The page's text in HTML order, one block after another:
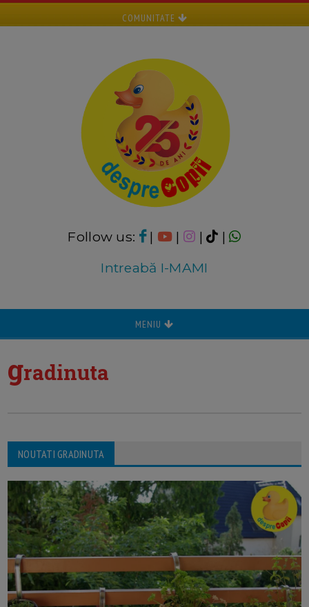
COMUNITATE
Follow us: | | |
|
Intreabă I-MAMI
MENIU
gradinuta
NOUTATI GRADINUTA